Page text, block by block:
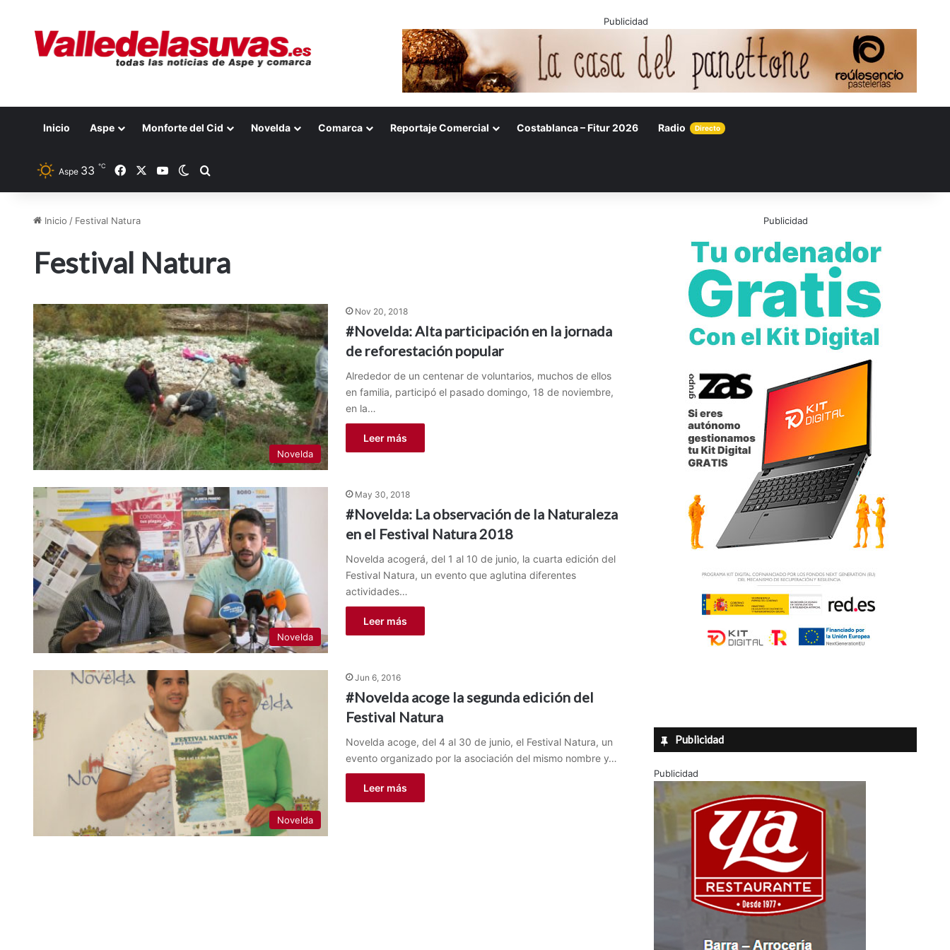
Publicidad
Inicio Aspe Monforte del Cid Novelda Comarca Reportaje Comercial Costablanca – Fitur 2026 Radio Directo
Aspe 33 ℃ FacebookYouTubeSwitch skin
Inicio / Festival Natura
Festival Natura
Novelda
Nov 20, 2018
#Novelda: Alta participación en la jornada
de reforestación popular
Alrededor de un centenar de voluntarios, muchos de ellos
en familia, participó el pasado domingo, 18 de noviembre,
en la…
Leer más
Novelda
May 30, 2018
#Novelda: La observación de la Naturaleza
en el Festival Natura 2018
Novelda acogerá, del 1 al 10 de junio, la cuarta edición del
Festival Natura, un evento que aglutina diferentes
actividades…
Leer más
Novelda
Jun 6, 2016
#Novelda acoge la segunda edición del
Festival Natura
Novelda acoge, del 4 al 30 de junio, el Festival Natura, un
evento organizado por la asociación del mismo nombre y…
Leer más
Publicidad
Publicidad
Publicidad